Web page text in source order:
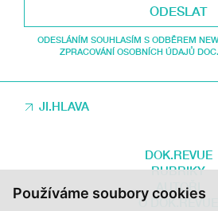
Používáme soubory cookies
ODESLAT
ODESLÁNÍM SOUHLASÍM S ODBĚREM
ZPRACOVÁNÍ OSOBNÍCH ÚDAJŮ
JI.HLAVA
DOK.REVUE
RUBRIKY
AUTOŘI
O DOK.REVUE